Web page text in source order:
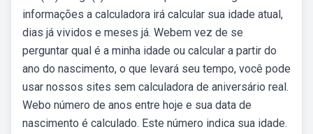
informações a calculadora irá calcular sua idade atual,
dias já vividos e meses já. Webem vez de se
perguntar qual é a minha idade ou calcular a partir do
ano do nascimento, o que levará seu tempo, você pode
usar nossos sites sem calculadora de aniversário real.
Webo número de anos entre hoje e sua data de
nascimento é calculado. Este número indica sua idade.